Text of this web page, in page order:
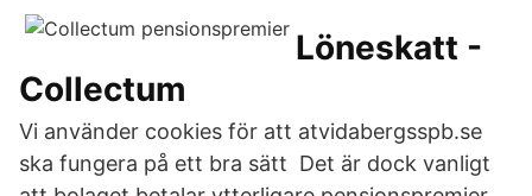
Löneskatt -
Collectum
Vi använder cookies för att atvidabergsspb.se
ska fungera på ett bra sätt Det är dock vanligt